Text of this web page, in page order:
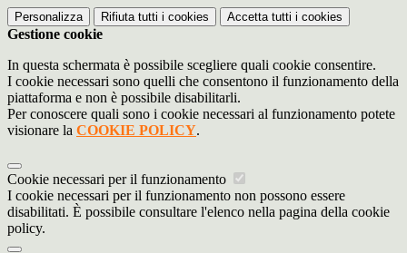
Personalizza Rifiuta tutti i cookies Accetta tutti i cookies
Gestione cookie
In questa schermata è possibile scegliere quali cookie consentire.
I cookie necessari sono quelli che consentono il funzionamento della
piattaforma e non è possibile disabilitarli.
Per conoscere quali sono i cookie necessari al funzionamento potete
visionare la COOKIE POLICY.
Cookie necessari per il funzionamento
I cookie necessari per il funzionamento non possono essere
disabilitati. È possibile consultare l'elenco nella pagina della cookie
policy.